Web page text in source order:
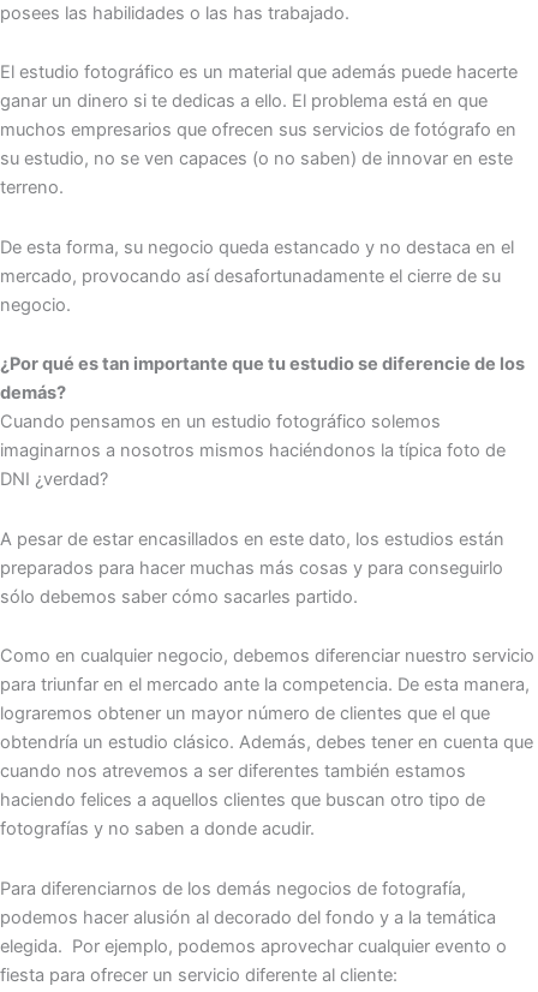
posees las habilidades o las has trabajado.
El estudio fotográfico es un material que además puede hacerte
ganar un dinero si te dedicas a ello. El problema está en que
muchos empresarios que ofrecen sus servicios de fotógrafo en
su estudio, no se ven capaces (o no saben) de innovar en este
terreno.
De esta forma, su negocio queda estancado y no destaca en el
mercado, provocando así desafortunadamente el cierre de su
negocio.
¿Por qué es tan importante que tu estudio se diferencie de los
demás?
Cuando pensamos en un estudio fotográfico solemos
imaginarnos a nosotros mismos haciéndonos la típica foto de
DNI ¿verdad?
A pesar de estar encasillados en este dato, los estudios están
preparados para hacer muchas más cosas y para conseguirlo
sólo debemos saber cómo sacarles partido.
Como en cualquier negocio, debemos diferenciar nuestro servicio
para triunfar en el mercado ante la competencia. De esta manera,
lograremos obtener un mayor número de clientes que el que
obtendría un estudio clásico. Además, debes tener en cuenta que
cuando nos atrevemos a ser diferentes también estamos
haciendo felices a aquellos clientes que buscan otro tipo de
fotografías y no saben a donde acudir.
Para diferenciarnos de los demás negocios de fotografía,
podemos hacer alusión al decorado del fondo y a la temática
elegida. Por ejemplo, podemos aprovechar cualquier evento o
fiesta para ofrecer un servicio diferente al cliente: